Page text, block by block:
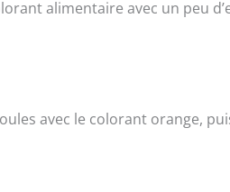
alimentaire avec un peu
avec le colorant orange,